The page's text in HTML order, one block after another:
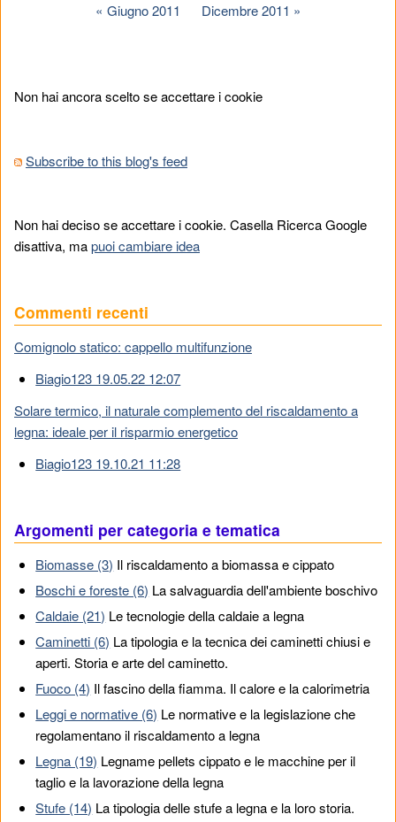
Giugno 2011 Dicembre 2011
Non hai ancora scelto se accettare i cookie
Subscribe to this blog's feed
Non hai deciso se accettare i cookie. Casella Ricerca Google
disattiva, mapuoi cambiare idea
Commenti recenti
Comignolo statico: cappello multifunzione
Biagio123 19.05.22 12:07
Solare termico, il naturale complemento del riscaldamento a
legna: ideale per il risparmio energetico
Biagio123 19.10.21 11:28
Argomenti per categoria e tematica
Biomasse (3) Il riscaldamento a biomassa e cippato
Boschi e foreste (6) La salvaguardia dell'ambiente boschivo
Caldaie (21) Le tecnologie della caldaie a legna
Caminetti (6) La tipologia e la tecnica dei caminetti chiusi e
aperti. Storia e arte del caminetto.
Fuoco (4) Il fascino della fiamma. Il calore e la calorimetria
Leggi e normative (6) Le normative e la legislazione che
regolamentano il riscaldamento a legna
Legna (19) Legname pellets cippato e le macchine per il
taglio e la lavorazione della legna
Stufe (14) La tipologia delle stufe a legna e la loro storia.